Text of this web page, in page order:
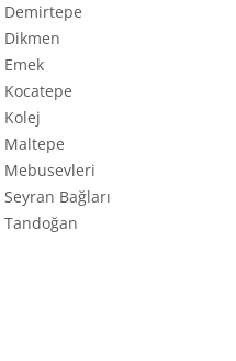
Demirtepe
Dikmen
Emek
Kocatepe
Kolej
Maltepe
Mebusevleri
Seyran Bağları
Tandoğan